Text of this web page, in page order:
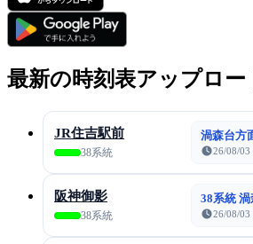
最新の時刻表アップロー
JR住吉駅前
38系統
渦森台方
26/08/03
阪神御影
38系統
38系統
26/08/03